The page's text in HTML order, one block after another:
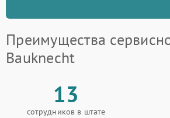
Преимущества
Bauknecht
13
сотрудников в штате